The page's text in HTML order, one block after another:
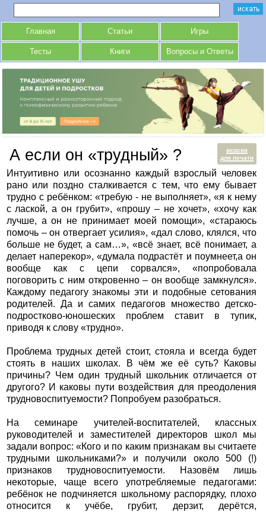
Главная Статьи Игры
Тесты Книги Вопросы и Ответы
версия
для печати
А если он «трудный» ?
Интуитивно или осознанно каждый взрослый человек
рано или поздно сталкивается с тем, что ему бывает
трудно с ребёнком: «требую - не выполняет», «я к нему
с лаской, а он грубит», «прошу – не хочет», «хочу как
лучше, а он не принимает моей помощи», «стараюсь
помочь – он отвергает усилия», «дал слово, клялся, что
больше не будет, а сам…», «всё знает, всё понимает, а
делает наперекор», «думала подрастёт и поумнеет,а он
вообще как с цепи сорвался», «попробовала
поговорить с ним откровенно – он вообще замкнулся».
Каждому педагогу знакомы эти и подобные сетования
родителей. Да и самих педагогов множество детско-
подростково-юношеских проблем ставит в тупик,
приводя к слову «трудно».
Проблема трудных детей стоит, стояла и всегда будет
стоять в наших школах. В чём же её суть? Каковы
причины? Чем один трудный школьник отличается от
другого? И каковы пути воздействия для преодоления
трудновоспитуемости? Попробуем разобраться.
На семинаре учителей-воспитателей, классных
руководителей и заместителей директоров школ мы
задали вопрос: «Кого и по каким признакам вы считаете
трудными школьниками?» и получили около 500 (!)
признаков трудновоспитуемости. Назовём лишь
некоторые, чаще всего употребляемые педагогами:
ребёнок не подчиняется школьному распорядку, плохо
относится к учёбе, грубит, дерзит, дерётся,